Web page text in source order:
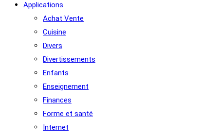
Applications
Achat Vente
Cuisine
Divers
Divertissements
Enfants
Enseignement
Finances
Forme et santé
Internet